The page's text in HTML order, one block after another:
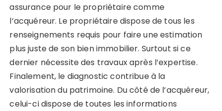
assurance pour le propriétaire comme
l’acquéreur. Le propriétaire dispose de tous les
renseignements requis pour faire une estimation
plus juste de son bien immobilier. Surtout si ce
dernier nécessite des travaux après l’expertise.
Finalement, le diagnostic contribue à la
valorisation du patrimoine. Du côté de l’acquéreur,
celui-ci dispose de toutes les informations